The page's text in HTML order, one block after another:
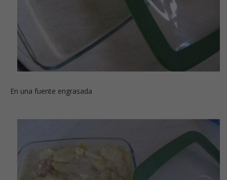
En una fuente engrasada